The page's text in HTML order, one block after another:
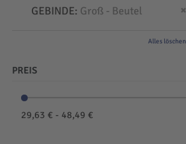
GEBINDE Groß - Beutel
Alles löschen
PREIS
29,63 € - 48,49 €